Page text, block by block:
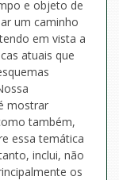
e objeto de
um caminho
em vista a
atuais que
mostrar
também,
essa temática
inclui, não
os